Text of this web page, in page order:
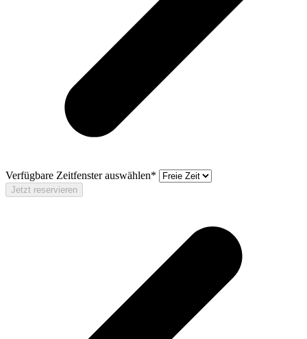
Verfügbare Zeitfenster auswählen*
Jetzt reservieren